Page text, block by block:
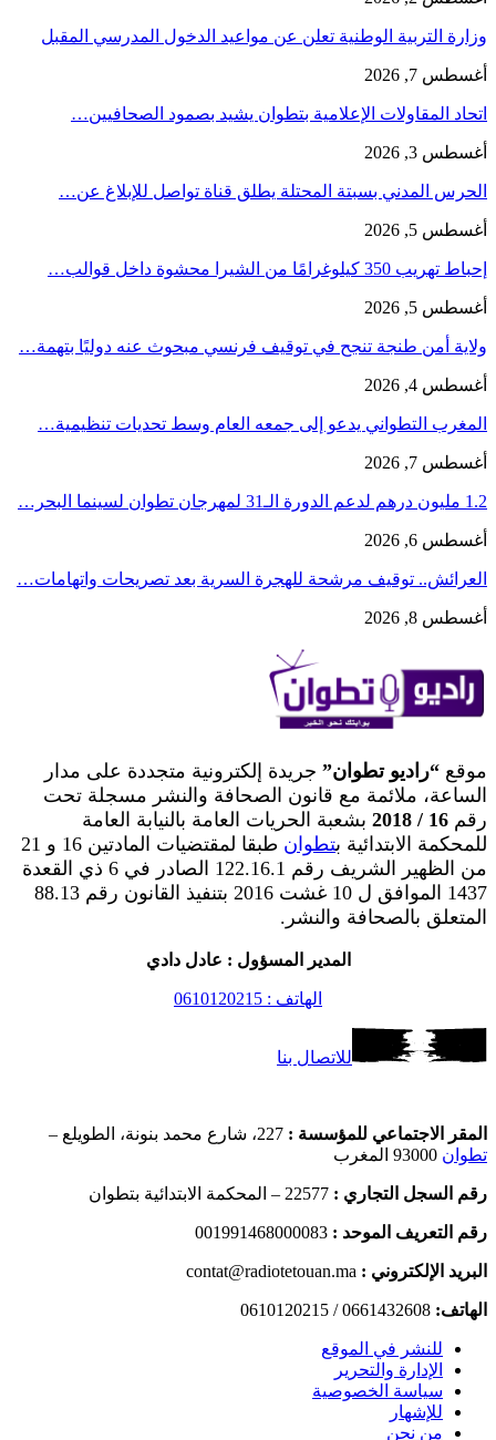
وزارة التربية الوطنية تعلن عن مواعيد الدخول المدرسي المقبل
أغسطس 7, 2026
اتحاد المقاولات الإعلامية بتطوان يشيد بصمود الصحافيين…
أغسطس 3, 2026
الحرس المدني بسبتة المحتلة يطلق قناة تواصل للإبلاغ عن…
أغسطس 5, 2026
إحباط تهريب 350 كيلوغرامًا من الشيرا محشوة داخل قوالب…
أغسطس 5, 2026
ولاية أمن طنجة تنجح في توقيف فرنسي مبحوث عنه دوليًا بتهمة…
أغسطس 4, 2026
المغرب التطواني يدعو إلى جمعه العام وسط تحديات تنظيمية…
أغسطس 7, 2026
1.2 مليون درهم لدعم الدورة الـ31 لمهرجان تطوان لسينما البحر…
أغسطس 6, 2026
العرائش.. توقيف مرشحة للهجرة السرية بعد تصريحات واتهامات…
أغسطس 8, 2026
موقع “راديو تطوان” جريدة إلكترونية متجددة على مدار
الساعة، ملائمة مع قانون الصحافة والنشر مسجلة تحت
رقم 16 / 2018
بشعبة الحريات العامة بالنيابة العامة
للمحكمة الابتدائية بتطوان
طبقا لمقتضيات المادتين 16 و 21
من الظهير الشريف رقم 122.16.1 الصادر في 6 ذي القعدة
1437 الموافق ل 10 غشت 2016 بتنفيذ القانون رقم 88.13
المتعلق بالصحافة والنشر.
المدير المسؤول : عادل دادي
الهاتف : 0610120215
للاتصال بنا
المقر الاجتماعي للمؤسسة : 227، شارع محمد بنونة، الطويلع –
تطوان
رقم السجل التجاري : 22577 – المحكمة الابتدائية بتطوان
رقم التعريف الموحد : 001991468000083
البريد الإلكتروني : contat@radiotetouan.ma
الهاتف: 0661432608 / 0610120215
للنشر في الموقع
الإدارة والتحرير
سياسة الخصوصية
للإشهار
من نحن